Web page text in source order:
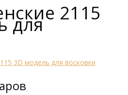
2115
для
3D модель для восковки